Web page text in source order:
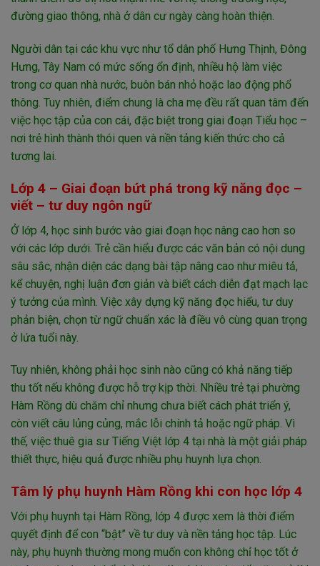
đường giao thông, nhà ở dân cư ngày càng hoàn thiện.
Người dân tại các khu vực như tổ dân phố Hưng Thịnh, Đông
Hưng, Tây Nam có mức sống ổn định, nhiều hộ làm việc
trong cơ quan nhà nước, buôn bán nhỏ hoặc lao động phổ
thông. Tuy nhiên, điểm chung là cha mẹ đều rất quan tâm đến
việc học tập của con cái, đặc biệt trong giai đoạn Tiểu học –
nơi trẻ hình thành thói quen và nền tảng kiến thức cho cả
tương lai.
Lớp 4 – Giai đoạn bứt phá trong kỹ năng đọc –
viết – tư duy ngôn ngữ
Ở lớp 4, học sinh bước vào giai đoạn học nâng cao hơn so
với các lớp dưới. Trẻ cần hiểu được các văn bản có nội dung
sâu sắc, nhận diện các dạng bài tập nâng cao như miêu tả,
kể chuyện, nghị luận đơn giản và biết cách diễn đạt mạch lạc
ý tưởng của mình. Việc xây dựng kỹ năng đọc hiểu, tư duy
phản biện, chọn từ ngữ chuẩn xác là điều vô cùng quan trọng
ở lứa tuổi này.
Tuy nhiên, không phải học sinh nào cũng có khả năng tiếp
thu tốt nếu không được hỗ trợ kịp thời. Nhiều trẻ tại phường
Hàm Rồng dù chăm chỉ nhưng chưa biết cách phát triển ý,
còn viết câu lủng củng, mắc lỗi chính tả hoặc ngữ pháp. Vì
thế, việc thuê gia sư Tiếng Việt lớp 4 tại nhà là một giải pháp
thiết thực, hiệu quả được nhiều phụ huynh lựa chọn.
Tâm lý phụ huynh Hàm Rồng khi con học lớp 4
Với phụ huynh tại Hàm Rồng, lớp 4 được xem là thời điểm
quyết định để con “bật” về tư duy và nền tảng học tập. Lúc
này, phụ huynh thường mong muốn con không chỉ học tốt ở